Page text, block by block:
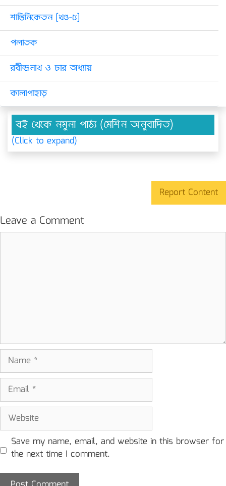
শান্তিনিকেতন [খণ্ড-৫]
পলাতক
রবীন্দ্রনাথ ও চার অধ্যায়
কালাপাহাড়
বই থেকে নমুনা পাঠ্য (মেশিন অনুবাদিত)
(Click to expand)
Report Content
Leave a Comment
Name
Email
Website
Save my name, email, and website in this browser for
the next time I comment.